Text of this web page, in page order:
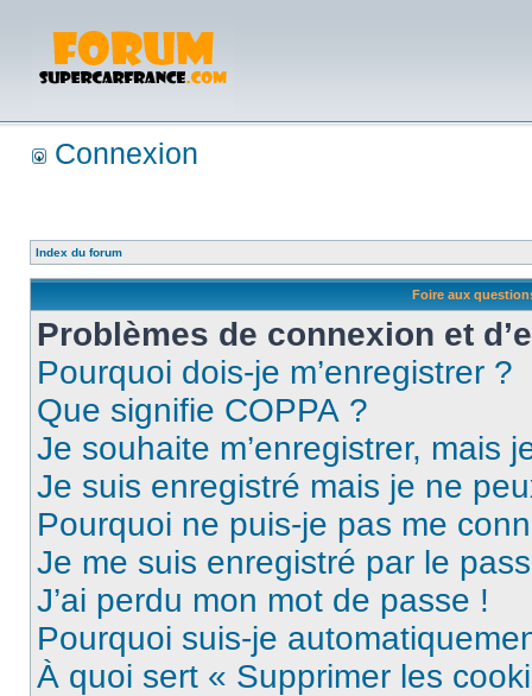
Connexion
Index du forum
Foire aux
Problèmes de connexion et
Pourquoi dois-je m’enregistrer ?
Que signifie COPPA ?
Je souhaite m’enregistrer, mais
Je suis enregistré mais je ne
Pourquoi ne puis-je pas me
Je me suis enregistré par le
J’ai perdu mon mot de passe !
Pourquoi suis-je
À quoi sert « Supprimer les